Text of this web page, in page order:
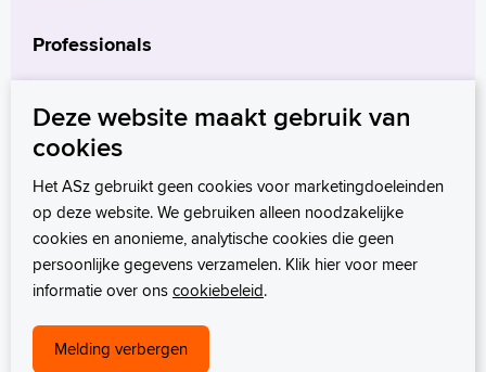
Professionals
Verwijzers
Wetenschappelijk onderzoek
Deze website maakt gebruik van
cookies
Het ASz gebruikt geen cookies voor marketingdoeleinden
op deze website. We gebruiken alleen noodzakelijke
cookies en anonieme, analytische cookies die geen
persoonlijke gegevens verzamelen. Klik hier voor meer
informatie over onscookiebeleid.
Melding verbergen